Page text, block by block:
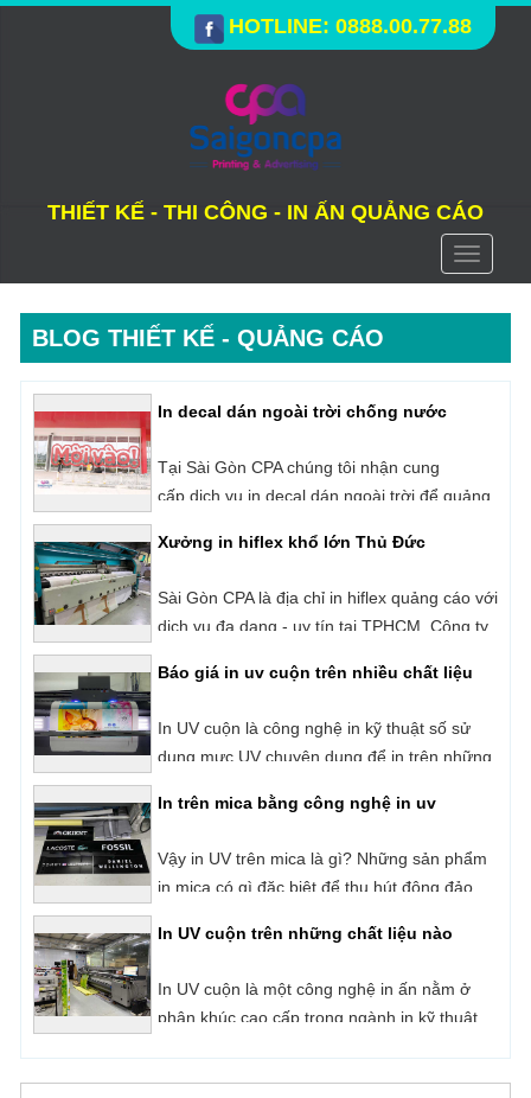
HOTLINE: 0888.00.77.88
THIẾT KẾ - THI CÔNG - IN ẤN QUẢNG CÁO
Toggle
BLOG THIẾT KẾ - QUẢNG CÁO
In decal dán ngoài trời chống nước
Tại Sài Gòn CPA chúng tôi nhận cung
cấp dịch vụ in decal dán ngoài trời để quảng
dịch vụ đa dạng - uy tín tại TPHCM. Công ty
dạng từ bình dân cho đến cao cấp đáp ứng
cho nhu cầu sử dụng khác nhau của người
biển quảng cáo, hộp đèn,...
dụng mực UV chuyên dụng để in trên những
Backlit Film,
in mica có gì đặc biệt để thu hút đông đảo
phân khúc cao cấp trong ngành in kỹ thuật
sấy khô mực ngay lập tức bằng đèn UV.
Những sản phẩm của công nghệ in UV luôn
In UV lên mica có điểm gì nổi bật
bóng bẩy khá khó để in ấn. Tuy nhiên các